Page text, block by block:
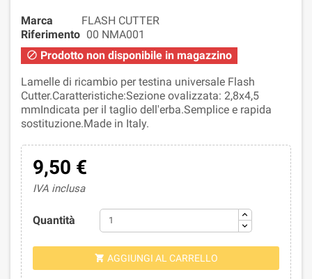
Marca
FLASH CUTTER
Riferimento 00 NMA001
 Prodotto non disponibile in magazzino
Lamelle di ricambio per testina universale Flash
Cutter.Caratteristiche:Sezione ovalizzata: 2,8x4,5
mmIndicata per il taglio dell'erba.Semplice e rapida
sostituzione.Made in Italy.
9,50 €
IVA inclusa
Quantità
 AGGIUNGI AL CARRELLO